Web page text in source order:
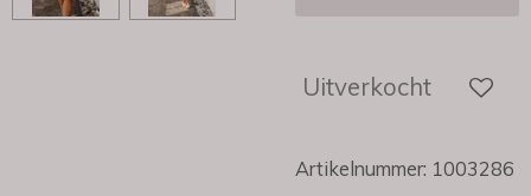
Uitverkocht
Artikelnummer: 1003286